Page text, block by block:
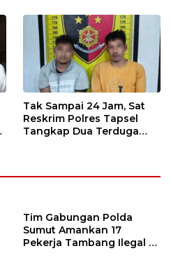
Tak Sampai 24 Jam, Sat
Reskrim Polres Tapsel
Tangkap Dua Terduga
Tim Gabungan Polda
Sumut Amankan 17
Pekerja Tambang Ilegal di